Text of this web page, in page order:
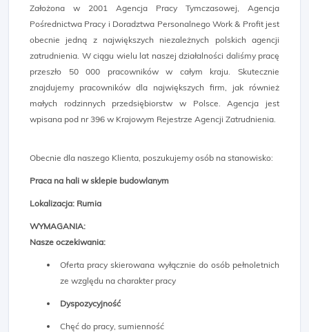
Założona w 2001 Agencja Pracy Tymczasowej, Agencja
Pośrednictwa Pracy i Doradztwa Personalnego Work & Profit jest
obecnie jedną z największych niezależnych polskich agencji
zatrudnienia. W ciągu wielu lat naszej działalności daliśmy pracę
przeszło 50 000 pracowników w całym kraju. Skutecznie
znajdujemy pracowników dla największych firm, jak również
małych rodzinnych przedsiębiorstw w Polsce. Agencja jest
wpisana pod nr 396 w Krajowym Rejestrze Agencji Zatrudnienia.
Obecnie dla naszego Klienta, poszukujemy osób na stanowisko:
Praca na hali w sklepie budowlanym
Lokalizacja: Rumia
WYMAGANIA:
Nasze oczekiwania:
Oferta pracy skierowana wyłącznie do osób pełnoletnich
ze względu na charakter pracy
Dyspozycyjność
Chęć do pracy, sumienność